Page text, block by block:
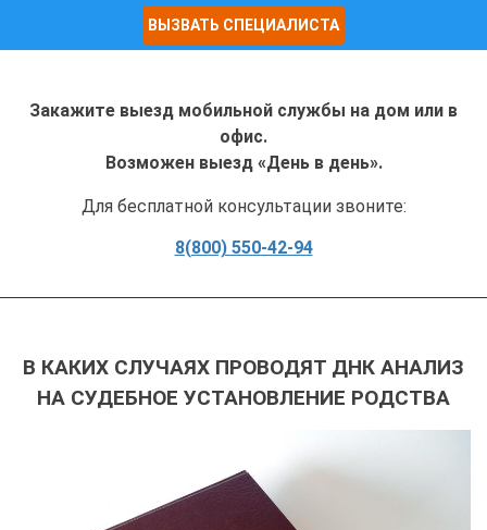
ВЫЗВАТЬ СПЕЦИАЛИСТА
Закажите выезд мобильной службы на дом или в
офис.
Возможен выезд «День в день».
Для бесплатной консультации звоните:
8(800) 550-42-94
В КАКИХ СЛУЧАЯХ ПРОВОДЯТ ДНК АНАЛИЗ
НА СУДЕБНОЕ УСТАНОВЛЕНИЕ РОДСТВА